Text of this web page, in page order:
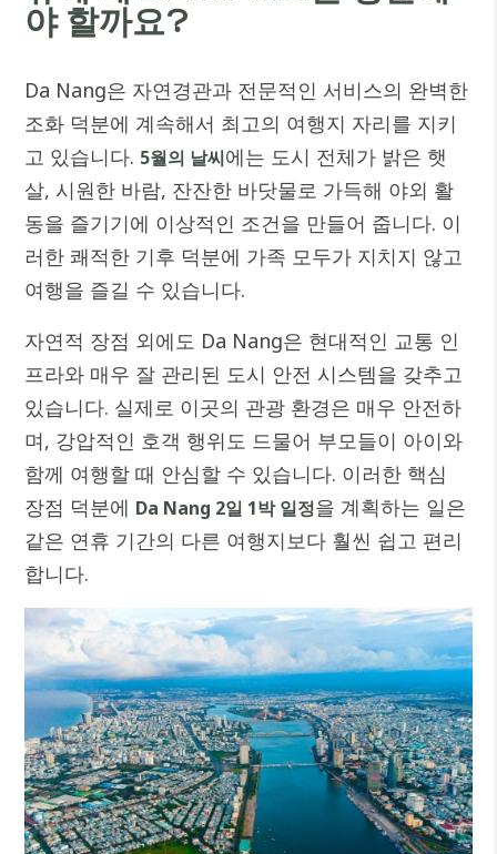
야 할까요?
Da Nang은 자연경관과 전문적인 서비스의 완벽한
조화 덕분에 계속해서 최고의 여행지 자리를 지키
고 있습니다. 5월의 날씨에는 도시 전체가 밝은 햇
살, 시원한 바람, 잔잔한 바닷물로 가득해 야외 활
동을 즐기기에 이상적인 조건을 만들어 줍니다. 이
러한 쾌적한 기후 덕분에 가족 모두가 지치지 않고
여행을 즐길 수 있습니다.
자연적 장점 외에도 Da Nang은 현대적인 교통 인
프라와 매우 잘 관리된 도시 안전 시스템을 갖추고
있습니다. 실제로 이곳의 관광 환경은 매우 안전하
며, 강압적인 호객 행위도 드물어 부모들이 아이와
함께 여행할 때 안심할 수 있습니다. 이러한 핵심
장점 덕분에 Da Nang 2일 1박 일정을 계획하는 일은
같은 연휴 기간의 다른 여행지보다 훨씬 쉽고 편리
합니다.